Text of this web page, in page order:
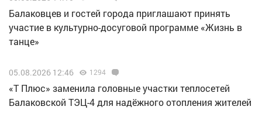
Балаковцев и гостей города приглашают принять
участие в культурно-досуговой программе «Жизнь в
танце»
05.08.2026 12:46 1294
«Т Плюс» заменила головные участки теплосетей
Балаковской ТЭЦ-4 для надёжного отопления жителей